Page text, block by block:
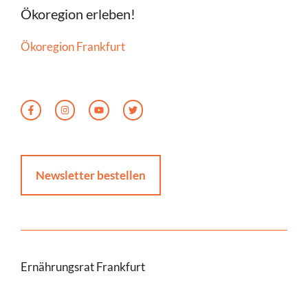
Ökoregion erleben!
Ökoregion Frankfurt
Newsletter bestellen
Ernährungsrat Frankfurt